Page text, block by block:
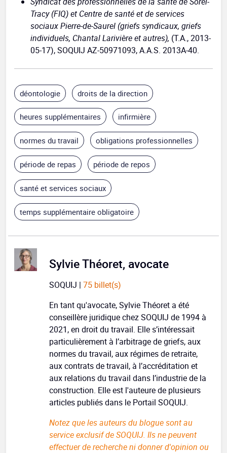
Tracy (FIQ) et Centre de santé et de services
sociaux Pierre-de-Saurel (griefs syndicaux, griefs
individuels, Chantal Larivière et autres), (T.A., 2013-
05-17), SOQUIJ AZ-50971093, A.A.S. 2013A-40.
déontologie droits de la direction
heures supplémentaires infirmière
normes du travail obligations professionnelles
période de repas période de repos
santé et services sociaux
temps supplémentaire obligatoire
Sylvie Théoret, avocate
SOQUIJ |75 billet(s)
En tant qu'avocate, Sylvie Théoret a été
conseillère juridique chez SOQUIJ de 1994 à
2021, en droit du travail. Elle s’intéressait
particulièrement à l’arbitrage de griefs, aux
normes du travail, aux régimes de retraite,
aux contrats de travail, à l’accréditation et
aux relations du travail dans l’industrie de la
construction. Elle est l'auteure de plusieurs
articles publiés dans le Portail SOQUIJ.
Notez que les auteurs du blogue sont au
service exclusif de SOQUIJ. Ils ne peuvent
effectuer de recherche ni donner d'opinion ou